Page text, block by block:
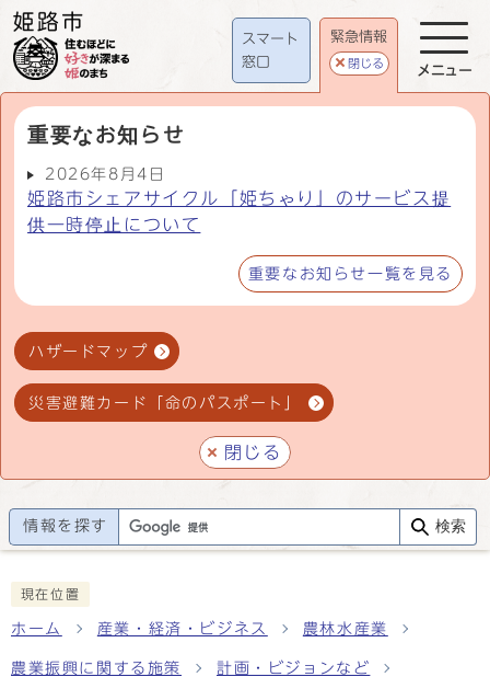
スマート
窓口
緊急情報
閉じる
重要なお知らせ
2026年8月4日
姫路市シェアサイクル「姫ちゃり」のサービス提
供一時停止について
重要なお知らせ一覧を見る
ハザードマップ
災害避難カード「命のパスポート」
閉じる
メニュー
情報を探す 検索
現在位置
ホーム 産業・経済・ビジネス 農林水産業
農業振興に関する施策 計画・ビジョンなど